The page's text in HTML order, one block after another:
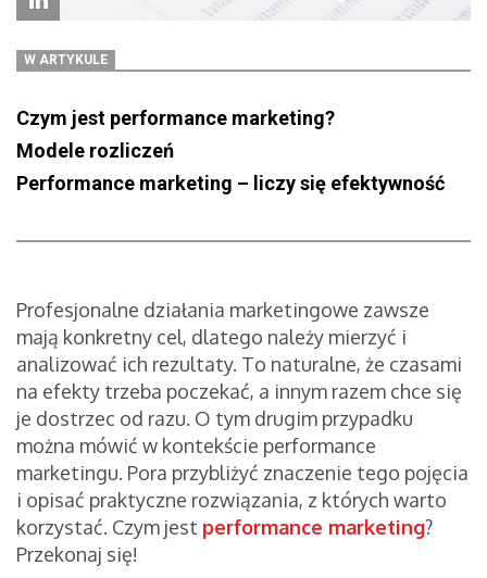
W ARTYKULE
Czym jest performance marketing?
Modele rozliczeń
Performance marketing – liczy się efektywność
Profesjonalne działania marketingowe zawsze
mają konkretny cel, dlatego należy mierzyć i
analizować ich rezultaty. To naturalne, że czasami
na efekty trzeba poczekać, a innym razem chce się
je dostrzec od razu. O tym drugim przypadku
można mówić w kontekście performance
marketingu. Pora przybliżyć znaczenie tego pojęcia
i opisać praktyczne rozwiązania, z których warto
korzystać. Czym jest performance marketing?
Przekonaj się!